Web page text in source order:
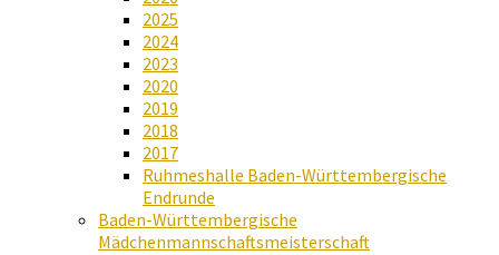
2025
2024
2023
2020
2019
2018
2017
Ruhmeshalle Baden-Württembergische
Endrunde
Baden-Württembergische
Mädchenmannschaftsmeisterschaft